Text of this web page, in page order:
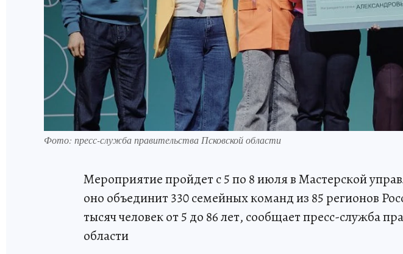
Фото: пресс-служба правительства Псковской области
Мероприятие пройдет с 5 по 8 июля в Мастерской
оно объединит 330 семейных команд из 85 регионов
тысяч человек от 5 до 86 лет, сообщает пресс-служба
области